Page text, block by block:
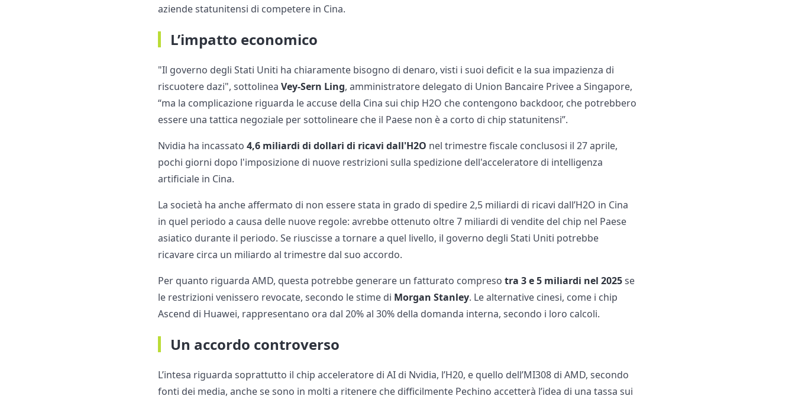
aziende statunitensi di competere in Cina.
L’impatto economico
"Il governo degli Stati Uniti ha chiaramente bisogno di denaro, visti i suoi deficit e la sua impazienza di
riscuotere dazi", sottolineaVey-Sern Ling, amministratore delegato di Union Bancaire Privee a Singapore,
“ma la complicazione riguarda le accuse della Cina sui chip H2O che contengono backdoor, che potrebbero
essere una tattica negoziale per sottolineare che il Paese non è a corto di chip statunitensi”.
Nvidia ha incassato4,6 miliardi di dollari di ricavi dall'H2O nel trimestre fiscale conclusosi il 27 aprile,
pochi giorni dopo l'imposizione di nuove restrizioni sulla spedizione dell'acceleratore di intelligenza
artificiale in Cina.
La società ha anche affermato di non essere stata in grado di spedire 2,5 miliardi di ricavi dall’H2O in Cina
in quel periodo a causa delle nuove regole: avrebbe ottenuto oltre 7 miliardi di vendite del chip nel Paese
asiatico durante il periodo. Se riuscisse a tornare a quel livello, il governo degli Stati Uniti potrebbe
ricavare circa un miliardo al trimestre dal suo accordo.
Per quanto riguarda AMD, questa potrebbe generare un fatturato compresotra 3 e 5 miliardi nel 2025se
le restrizioni venissero revocate, secondo le stime di Morgan Stanley. Le alternative cinesi, come i chip
Ascend di Huawei, rappresentano ora dal 20% al 30% della domanda interna, secondo i loro calcoli.
Un accordo controverso
L’intesa riguarda soprattutto il chip acceleratore di AI di Nvidia, l’H20, e quello dell’MI308 di AMD, secondo
fonti dei media, anche se sono in molti a ritenere che difficilmente Pechino accetterà l’idea di una tassa sui